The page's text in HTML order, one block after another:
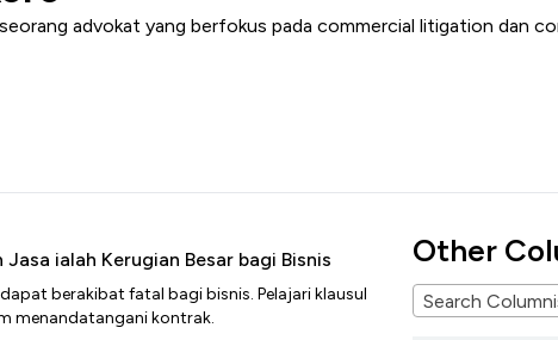
seorang advokat yang berfokus pada commercial litigation dan
ialah Kerugian Besar bagi Bisnis
berakibat fatal bagi bisnis. Pelajari klausul
menandatangani kontrak.
Other
Search